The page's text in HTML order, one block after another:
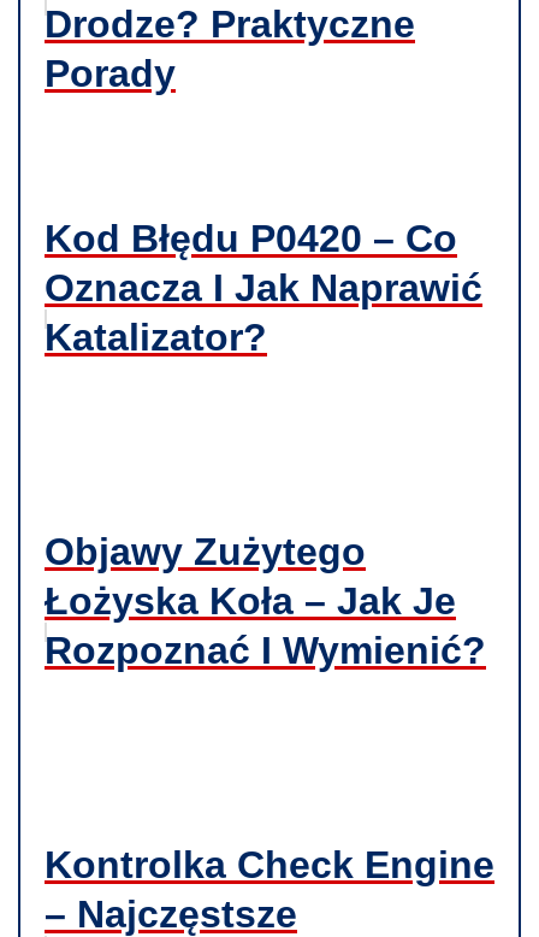
Drodze? Praktyczne
Porady
Kod Błędu P0420 – Co
Oznacza I Jak Naprawić
Katalizator?
Objawy Zużytego
Łożyska Koła – Jak Je
Rozpoznać I Wymienić?
Kontrolka Check Engine
– Najczęstsze